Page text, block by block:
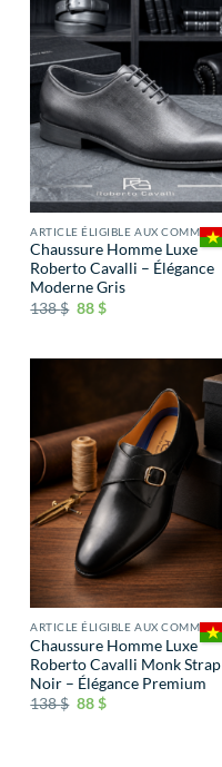
Chaussure Homme Luxe
Roberto Cavalli – Élégance
Moderne Gris
138$ 88$
Chaussure Homme Luxe
Roberto Cavalli Monk Strap
Noir – Élégance Premium
138$ 88$